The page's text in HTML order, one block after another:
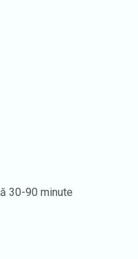
30-90 minute